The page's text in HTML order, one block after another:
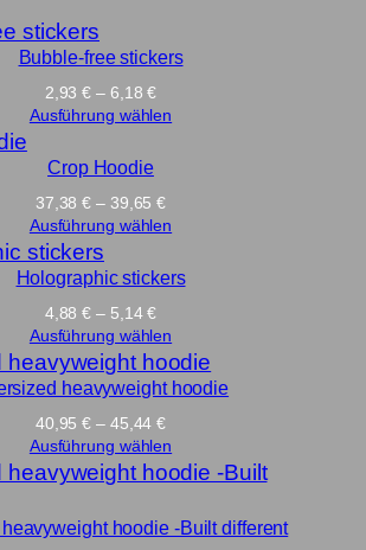
Bubble-free stickers
2,93€ – 6,18€Preisspanne:
2,93 €
Ausführung wählen
Crop Hoodie
37,38€ – 39,65€Preisspanne:
37,38 €
39,65 €
Ausführung wählen
Holographic stickers
4,88€ – 5,14€Preisspanne:
4,88 €
bis
5,14 €
Ausführung wählen
heavyweight hoodie
40,95€ – 45,44€Preisspanne:
40,95 €
bis
Ausführung wählen
hoodie -Built different